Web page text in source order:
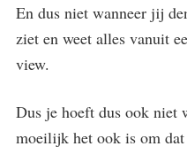
En dus niet wanneer jij
ziet en weet alles vanuit
view.
Dus je hoeft dus ook niet
moeilijk het ook is om dat